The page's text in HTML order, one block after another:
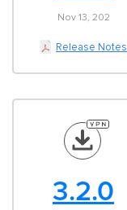
Nov 13, 202
Release Notes
3.2.0